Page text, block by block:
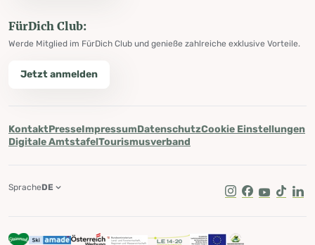
FürDich Club:
Werde Mitglied im FürDich Club und genieße zahlreiche exklusive Vorteile.
Jetzt anmelden
KontaktPresseImpressumDatenschutzCookie Einstellungen
Digitale AmtstafelTourismusverband
Instagram
Facebook
Youtube
Tik Tok
SpracheDE